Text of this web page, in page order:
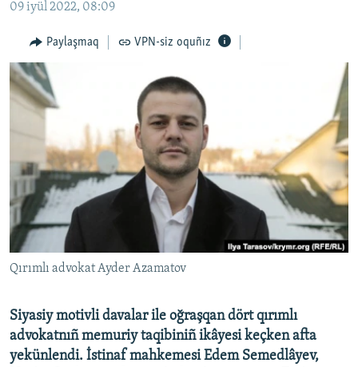
İNSAN AQLARI
VİDEO
SÜRET
BLOGLAR
Русский
Українською
QOŞULIÑIZ!
RFE/RS bütün saytları
09 iyül 2022, 08:09
Paylaşmaq VPN-siz oquñız
Qırımlı advokat Ayder Azamatov
Siyasiy motivli davalar ile oğraşqan dört qırımlı
advokatnıñ memuriy taqibiniñ ikâyesi keçken afta
yekünlendi. İstinaf mahkemesi Edem Semedlâyev,